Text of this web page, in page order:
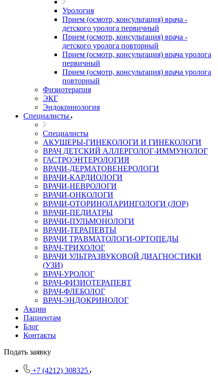
Урология
Прием (осмотр, консультация) врача -
детского уролога первичный
Прием (осмотр, консультация) врача -
детского уролога повторный
Прием (осмотр, консультация) врача уролога
первичный
Прием (осмотр, консультация) врача уролога
повторный
Физиотерапия
ЭКГ
Эндокринология
Специалисты
Специалисты
АКУШЕРЫ-ГИНЕКОЛОГИ И ГИНЕКОЛОГИ
ВРАЧ ДЕТСКИЙ АЛЛЕРГОЛОГ-ИММУНОЛОГ
ГАСТРОЭНТЕРОЛОГИЯ
ВРАЧИ-ДЕРМАТОВЕНЕРОЛОГИ
ВРАЧИ-КАРДИОЛОГИ
ВРАЧИ-НЕВРОЛОГИ
ВРАЧИ-ОНКОЛОГИ
ВРАЧИ-ОТОРИНОЛАРИНГОЛОГИ (ЛОР)
ВРАЧИ-ПЕДИАТРЫ
ВРАЧИ-ПУЛЬМОНОЛОГИ
ВРАЧИ-ТЕРАПЕВТЫ
ВРАЧИ ТРАВМАТОЛОГИ-ОРТОПЕДЫ
ВРАЧ-ТРИХОЛОГ
ВРАЧИ УЛЬТРАЗВУКОВОЙ ДИАГНОСТИКИ
(УЗИ)
ВРАЧ-УРОЛОГ
ВРАЧ-ФИЗИОТЕРАПЕВТ
ВРАЧ-ФЛЕБОЛОГ
ВРАЧ-ЭНДОКРИНОЛОГ
Акции
Пациентам
Блог
Контакты
Подать заявку
+7 (4212) 308325